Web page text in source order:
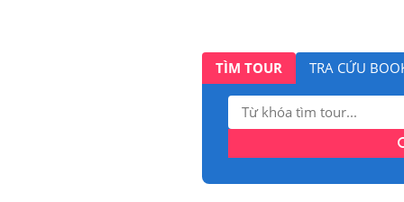
TÌM TOUR TRA CỨU
Tìm
kiếm: